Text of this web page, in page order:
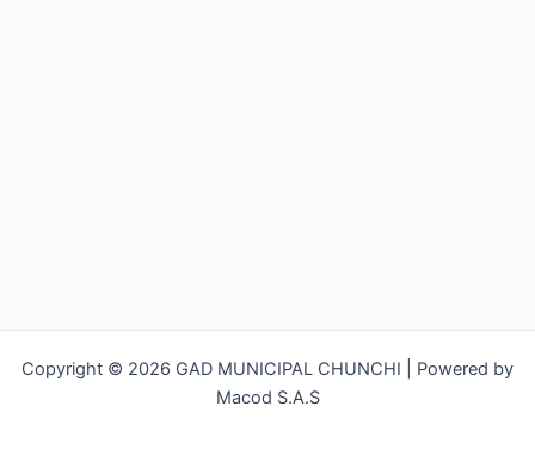
Copyright © 2026 GAD MUNICIPAL CHUNCHI | Powered by
Macod S.A.S